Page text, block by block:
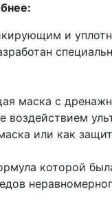
и
маска с
или как
которой